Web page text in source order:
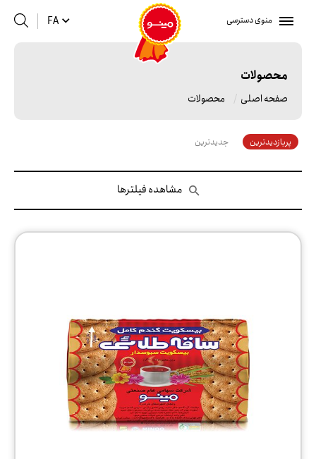
منوی دسترسی FA
محصولات
صفحه اصلی محصولات
پربازدیدترین جدیدترین
مشاهده فیلترها